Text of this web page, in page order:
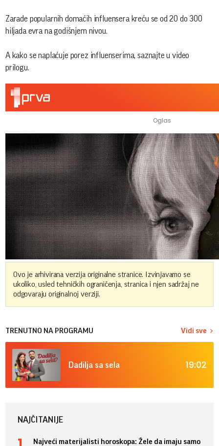
Zarade popularnih domaćih influensera kreću se od 20 do 300
hiljada evra na godišnjem nivou.
A kako se naplaćuje porez influenserima, saznajte u video
prilogu.
Ovo je arhivirana verzija originalne stranice. Izvinjavamo se
ukoliko, usled tehničkih ograničenja, stranica i njen sadržaj ne
odgovaraju originalnoj verziji.
TRENUTNO NA PROGRAMU Vidi sve
Dadilja sa sela 19:02
NAJČITANIJE
Najveći materijalisti horoskopa: Žele da imaju samo